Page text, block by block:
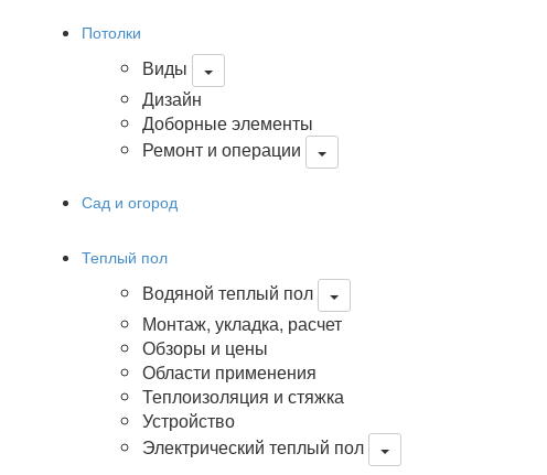
Потолки
Виды
Дизайн
Доборные элементы
Ремонт и операции
Сад и огород
Теплый пол
Водяной теплый пол
Монтаж, укладка, расчет
Обзоры и цены
Области применения
Теплоизоляция и стяжка
Устройство
Электрический теплый пол